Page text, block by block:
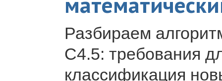
Разбираем
C4.5: требования
классификация